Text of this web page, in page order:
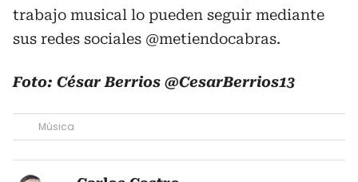
trabajo musical lo pueden seguir mediante
sus redes sociales @metiendocabras.
Foto: César Berrios @CesarBerrios13
Música